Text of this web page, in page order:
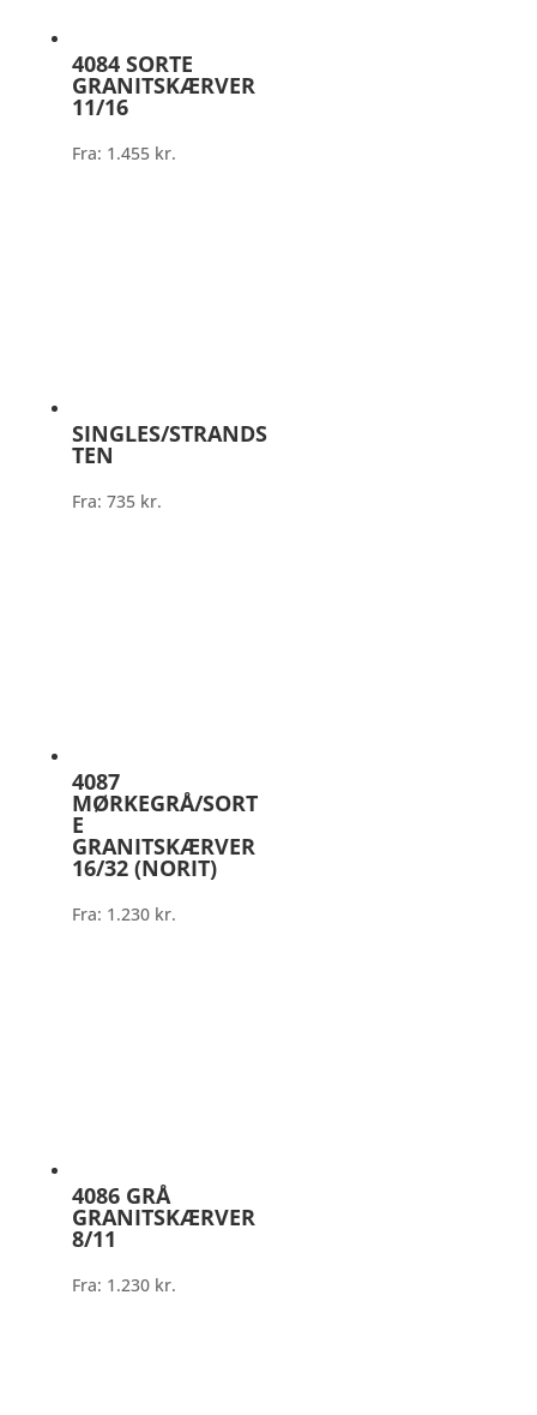
4084 SORTE
GRANITSKÆRVER
11/16
Fra: 1.455 kr.
SINGLES/STRANDS
TEN
Fra: 735 kr.
4087
MØRKEGRÅ/SORT
E
GRANITSKÆRVER
16/32 (NORIT)
Fra: 1.230 kr.
4086 GRÅ
GRANITSKÆRVER
8/11
Fra: 1.230 kr.